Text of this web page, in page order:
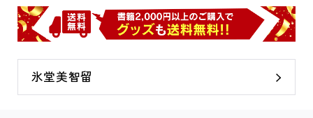
氷堂美智留